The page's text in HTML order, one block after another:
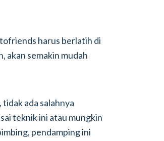
harus berlatih di
akan semakin mudah
ada salahnya
teknik ini atau mungkin
pendamping ini